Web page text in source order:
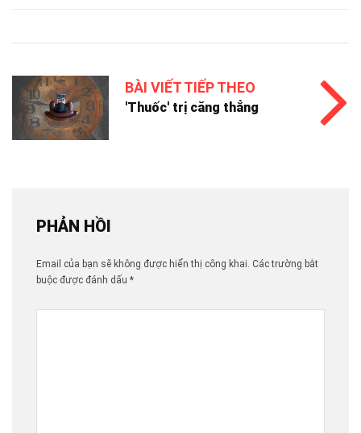
BÀI VIẾT TIẾP THEO
'Thuốc' trị căng thẳng
PHẢN HỒI
Email của bạn sẽ không được hiển thị công khai. Các trường bắt
buộc được đánh dấu *